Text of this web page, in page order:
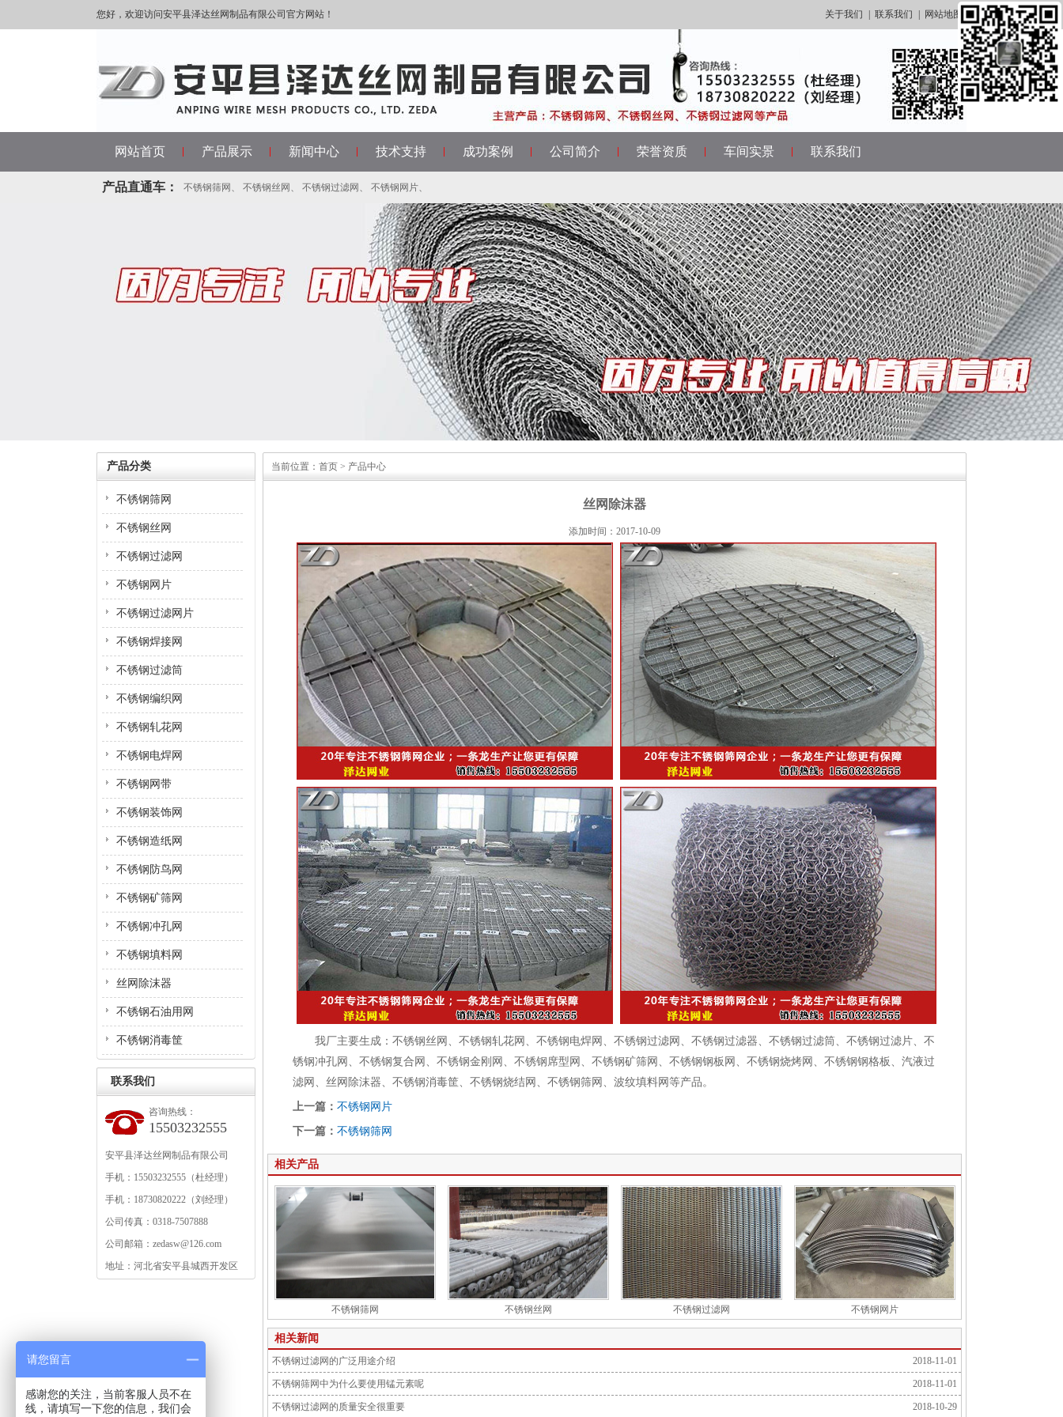
您好，欢迎访问安平县泽达丝网制品有限公司官方网站！ 关于我们 联系我们 网站地图
网站首页 产品展示 新闻中心 技术支持 成功案例 公司简介 荣誉资质 车间实景 联系我们
产品直通车： 不锈钢筛网 、 不锈钢丝网 、 不锈钢过滤网 、 不锈钢网片、
产品分类
不锈钢筛网
不锈钢丝网
不锈钢过滤网
不锈钢网片
不锈钢过滤网片
不锈钢焊接网
不锈钢过滤筒
不锈钢编织网
不锈钢轧花网
不锈钢电焊网
不锈钢网带
不锈钢装饰网
不锈钢造纸网
不锈钢防鸟网
不锈钢矿筛网
不锈钢冲孔网
不锈钢填料网
丝网除沫器
不锈钢石油用网
不锈钢消毒筐
联系我们
咨询热线：
15503232555
安平县泽达丝网制品有限公司
手机：15503232555（杜经理）
手机：18730820222（刘经理）
公司传真：0318-7507888
公司邮箱：zedasw@126.com
地址：河北省安平县城西开发区
当前位置： 首页 > 产品中心
丝网除沫器
添加时间：2017-10-09
我厂主要生成： 不锈钢丝网、不锈钢轧花网、不锈钢电焊网、不锈钢过滤网、不锈钢过滤器、不锈钢过滤筒、不锈钢过滤片、不
锈钢冲孔网、不锈钢复合网、不锈钢金刚网、不锈钢席型网、不锈钢矿筛网、不锈钢钢板网、不锈钢烧烤网、不锈钢钢格板、汽液过
滤网、丝网除沫器、不锈钢消毒筐、不锈钢烧结网、不锈钢筛网、波纹填料网等产品。
上一篇： 不锈钢网片
下一篇： 不锈钢筛网
相关产品
不锈钢筛网 不锈钢丝网 不锈钢过滤网 不锈钢网片
相关新闻
2018-11-01
不锈钢过滤网的广泛用途介绍
2018-11-01
不锈钢筛网中为什么要使用锰元素呢
2018-10-29
不锈钢过滤网的质量安全很重要
请您留言
感谢您的关注，当前客服人员不在
线，请填写一下您的信息，我们会